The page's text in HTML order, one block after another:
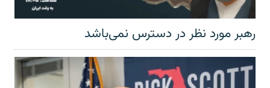
رهبر مورد نظر در دسترس نمی‌باشد